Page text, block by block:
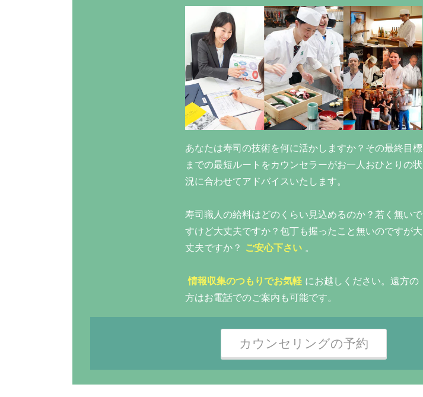
あなたは寿司の技術を何に活かしますか？その最終目標
までの最短ルートをカウンセラーがお一人おひとりの状
況に合わせてアドバイスいたします。
寿司職人の給料はどのくらい見込めるのか？若く無いで
すけど大丈夫ですか？包丁も握ったこと無いのですが大
丈夫ですか？
ご安心下さい 。
情報収集のつもりでお気軽 にお越しください。遠方の
方はお電話でのご案内も可能です。
カウンセリングの予約